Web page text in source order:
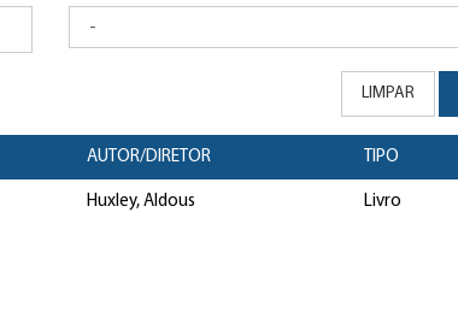
LIMPAR
AUTOR/DIRETOR TIPO
Huxley, Aldous Livro